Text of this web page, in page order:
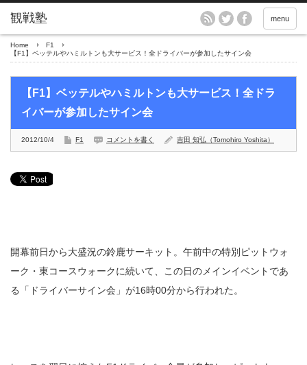
menu
Home
F1
【F1】ベッテルやハミルトンも大サービス！全ドライバーが参加したサイン会
【F1】ベッテルやハミルトンも大サービス！全ドラ
イバーが参加したサイン会
2012/10/4 F1 コメントを書く 吉田 知弘（Tomohiro Yoshita）
開幕前日から大盛況の鈴鹿サーキット。午前中の特別ピットウォ
ーク・東コースウォークに続いて、この日のメインイベントであ
る「ドライバーサイン会」が16時00分から行われた。